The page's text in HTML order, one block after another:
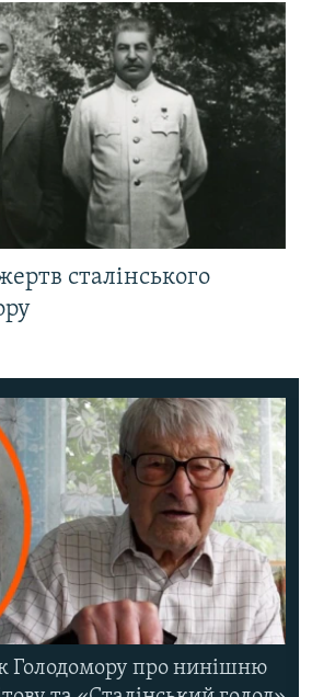
сталінського
Голодомору про нинішню